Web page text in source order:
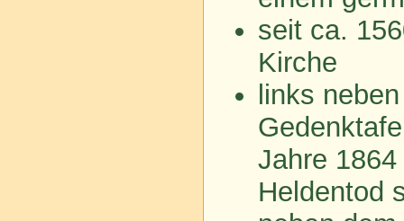
seit ca.
Kirche
links
Jahre
Heldentod